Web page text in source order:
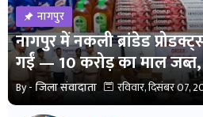
नागपुर
नागपुर में नकली ब्रांडेड
गईं — 10 करोड़ का माल
By - जिला संवादाता रविवार, दिसंबर 07,